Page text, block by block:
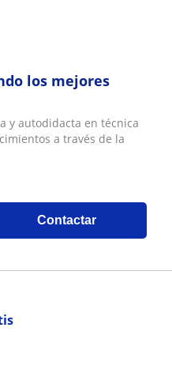
los mejores
y autodidacta en técnica
a través de la
Contactar